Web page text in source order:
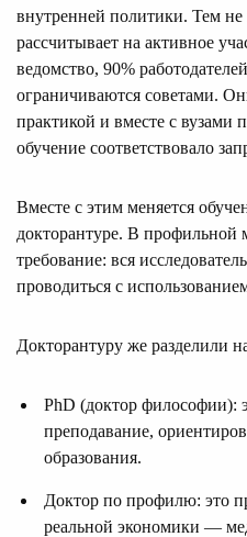
внутренней политики. Тем
рассчитывает на активное
ведомство, 90%
ограничиваются советами.
практикой и вместе с
обучение соответствовало
Вместе с этим меняется
докторантуре. В профильной
требование: вся
проводиться с
Докторантуру же разделили
PhD (доктор философии):
преподавание,
образования.
Доктор по профилю: это
реальной экономики —